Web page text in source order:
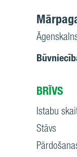
BRĪVS
Istabu
Stāvs